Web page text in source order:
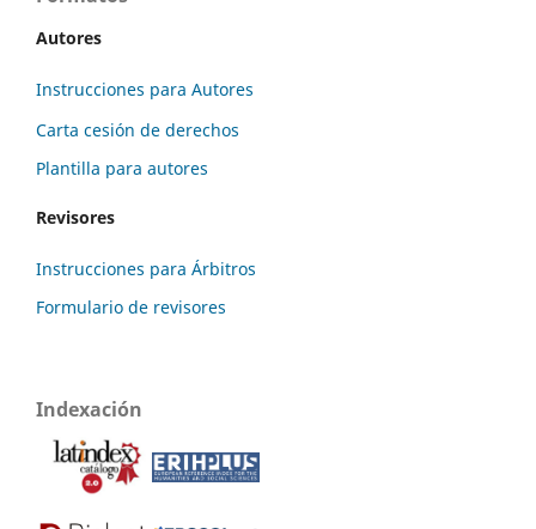
Autores
Instrucciones para Autores
Carta cesión de derechos
Plantilla para autores
Revisores
Instrucciones para Árbitros
Formulario de revisores
Indexación